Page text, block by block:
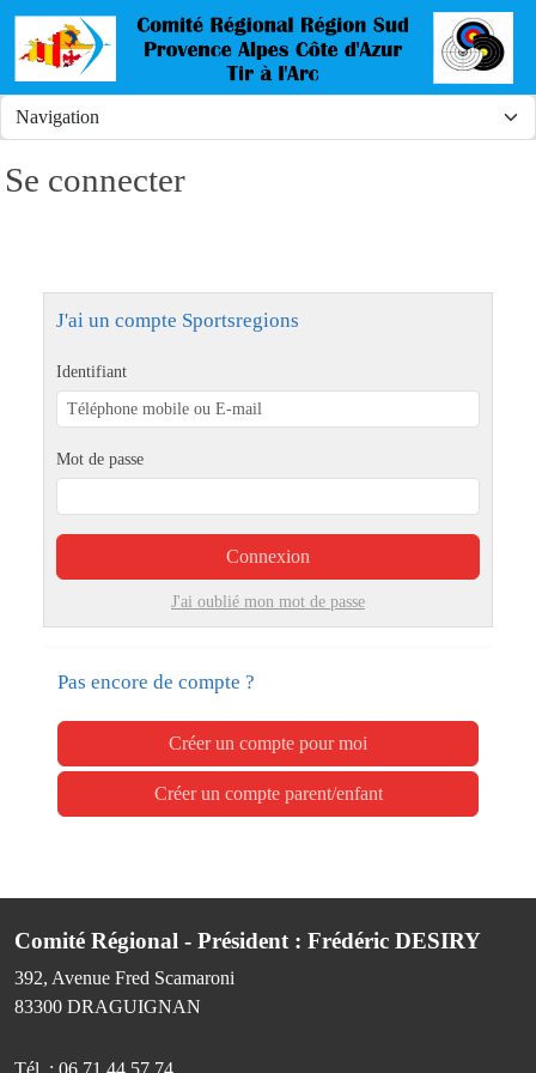
Se connecter
J'ai un compte Sportsregions
Identifiant
Mot de passe
Connexion
J'ai oublié mon mot de passe
Pas encore de compte ?
Créer un compte pour moi
Créer un compte parent/enfant
Comité Régional - Président : Frédéric DESIRY
392, Avenue Fred Scamaroni
83300 DRAGUIGNAN
Tél. : 06 71 44 57 74
Panneau de gestion des cookies